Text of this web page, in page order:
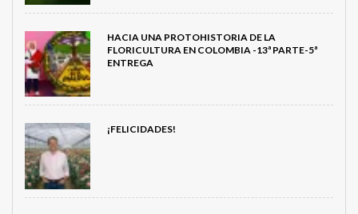
HACIA UNA PROTOHISTORIA DE LA
FLORICULTURA EN COLOMBIA -13ª PARTE-5ª
ENTREGA
¡FELICIDADES!